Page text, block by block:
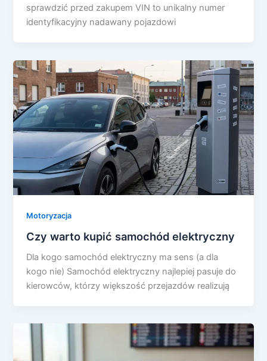
sprawdzić przed zakupem VIN to unikalny numer
identyfikacyjny nadawany pojazdowi
Motoryzacja
Czy warto kupić samochód elektryczny
Dla kogo samochód elektryczny ma sens (a dla
kogo nie) Samochód elektryczny najlepiej pasuje do
kierowców, którzy większość przejazdów realizują